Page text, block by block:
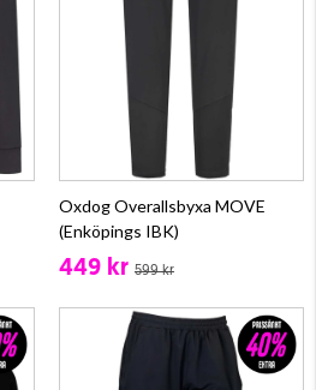
Oxdog Overallsbyxa MOVE
(Enköpings IBK)
449 kr 599 kr